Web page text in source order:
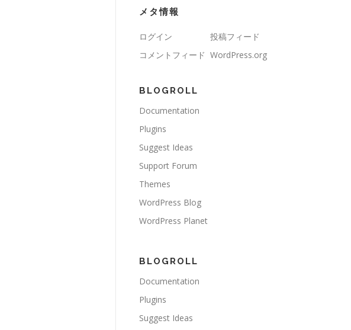
メタ情報
ログイン
投稿フィード
コメントフィード WordPress.org
BLOGROLL
Documentation
Plugins
Suggest Ideas
Support Forum
Themes
WordPress Blog
WordPress Planet
BLOGROLL
Documentation
Plugins
Suggest Ideas